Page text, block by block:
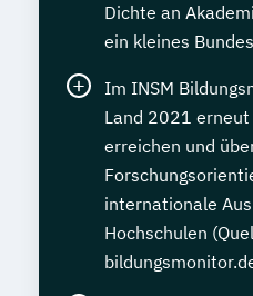
Dichte an
ein kleines
Im INSM
Land 2021
erreichen und
internationale
Hochschulen